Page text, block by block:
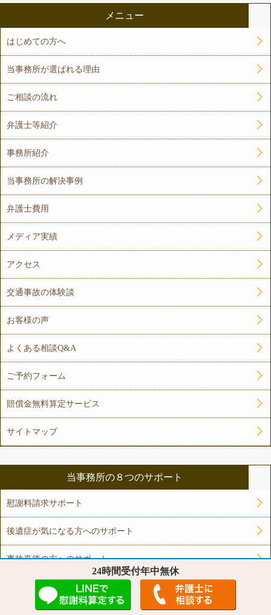
メニュー
はじめての方へ
当事務所が選ばれる理由
ご相談の流れ
弁護士等紹介
事務所紹介
当事務所の解決事例
弁護士費用
メディア実績
アクセス
交通事故の体験談
お客様の声
よくある相談Q&A
ご予約フォーム
賠償金無料算定サービス
サイトマップ
当事務所の８つのサポート
慰謝料請求サポート
後遺症が気になる方へのサポート
事故直後の方へのサポート
治療の打ち切りを受けた方のサポート
24時間受付年中無休